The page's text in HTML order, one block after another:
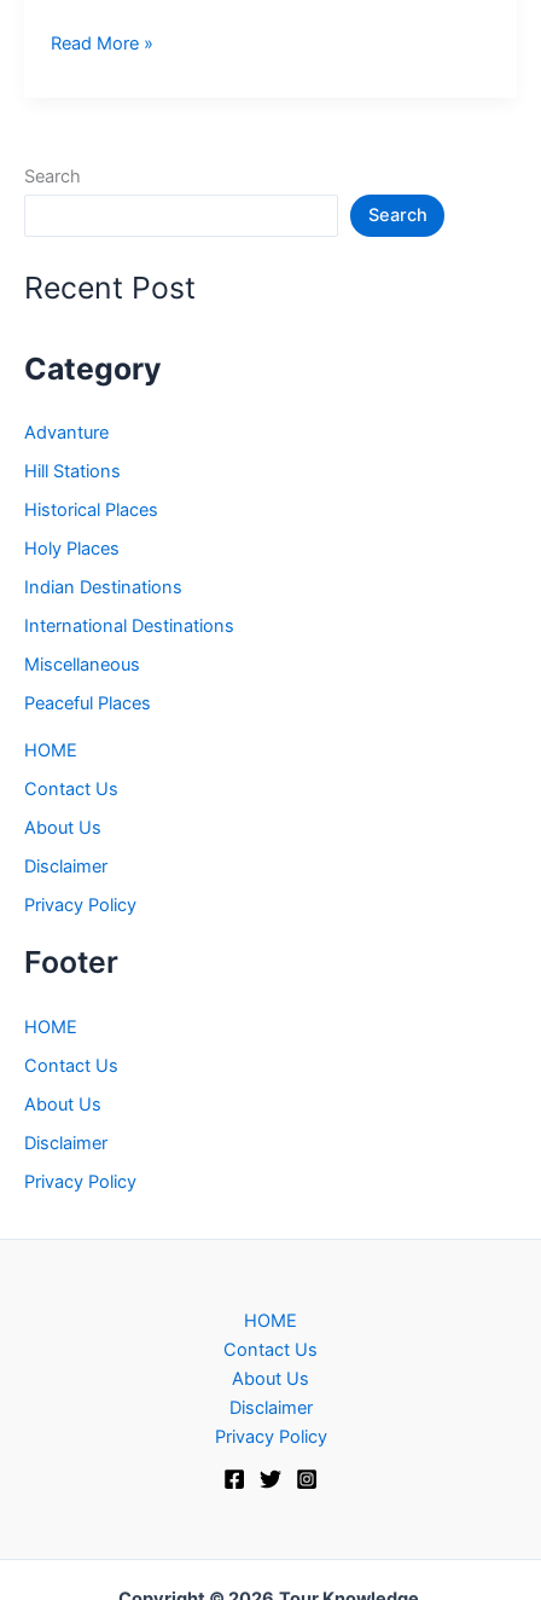
10+
जगह
Places
Read More »
Search
Search
Recent Post
Category
Advanture
Hill Stations
Historical Places
Holy Places
Indian Destinations
International Destinations
Miscellaneous
Peaceful Places
HOME
Contact Us
About Us
Disclaimer
Privacy Policy
Footer
HOME
Contact Us
About Us
Disclaimer
Privacy Policy
HOME
Contact Us
About Us
Disclaimer
Privacy Policy